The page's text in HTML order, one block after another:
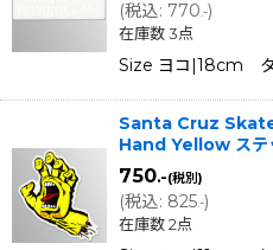
(税込: 770.-)
在庫数 3点
Size ヨコ|18cm
Santa Cruz
Hand Yellow ステ
750.-(税別)
(税込: 825.-)
在庫数 2点